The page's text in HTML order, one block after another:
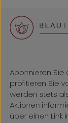
Abonnieren Sie
profitieren Sie
werden stets
Aktionen
über einen Link